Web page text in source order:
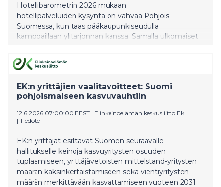
Hotellibarometrin 2026 mukaan
hotellipalveluiden kysyntä on vahvaa Pohjois-
Suomessa, kun taas pääkaupunkiseudulla
kamppaillaan ylitarjonnan kanssa. Samalla ulkomaiset
EK:n yrittäjien vaalitavoitteet: Suomi
pohjoismaiseen kasvuvauhtiin
12.6.2026 07:00:00 EEST | Elinkeinoelämän keskusliitto EK
| Tiedote
EK:n yrittäjät esittävät Suomen seuraavalle
hallitukselle keinoja kasvuyritysten osuuden
tuplaamiseen, yrittäjävetoisten mittelstand-yritysten
määrän kaksinkertaistamiseen sekä vientiyritysten
määrän merkittävään kasvattamiseen vuoteen 2031